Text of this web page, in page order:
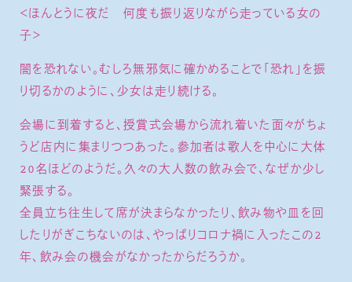
＜ほんとうに夜だ 何度も振り返りながら走っている女の
子＞
闇を恐れない。むしろ無邪気に確かめることで「恐れ」を振
り切るかのように、少女は走り続ける。
会場に到着すると、授賞式会場から流れ着いた面々がちょ
うど店内に集まりつつあった。参加者は歌人を中心に大体
20名ほどのようだ。久々の大人数の飲み会で、なぜか少し
緊張する。
全員立ち往生して席が決まらなかったり、飲み物や皿を回
したりがぎこちないのは、やっぱりコロナ禍に入ったこの2
年、飲み会の機会がなかったからだろうか。